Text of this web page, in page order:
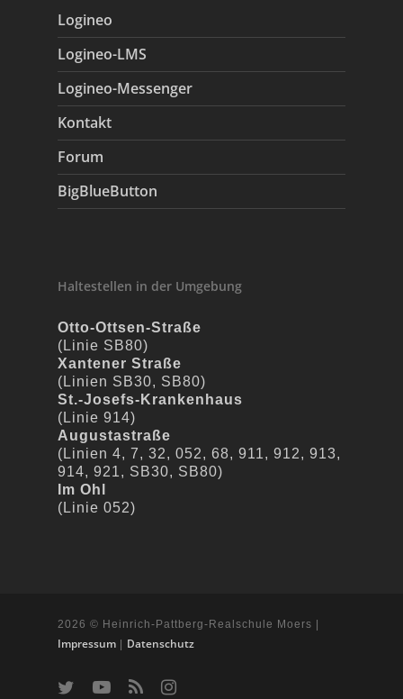
Logineo
Logineo-LMS
Logineo-Messenger
Kontakt
Forum
BigBlueButton
Haltestellen in der Umgebung
Otto-Ottsen-Straße
(Linie SB80)
Xantener Straße
(Linien SB30, SB80)
St.-Josefs-Krankenhaus
(Linie 914)
Augustastraße
(Linien 4, 7, 32, 052, 68, 911, 912, 913,
914, 921, SB30, SB80)
Im Ohl
(Linie 052)
2026 © Heinrich-Pattberg-Realschule Moers |
Impressum Datenschutz
t
y
R
i